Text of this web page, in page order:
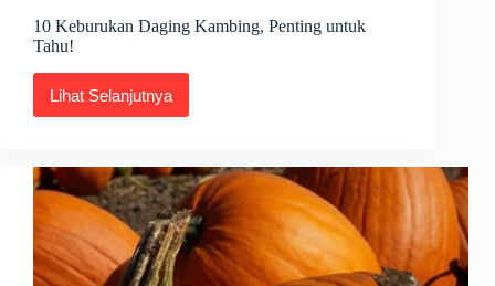
10 Keburukan Daging Kambing, Penting untuk
Tahu!
Lihat Selanjutnya
10
Keburukan
Penting
untuk
Tahu!